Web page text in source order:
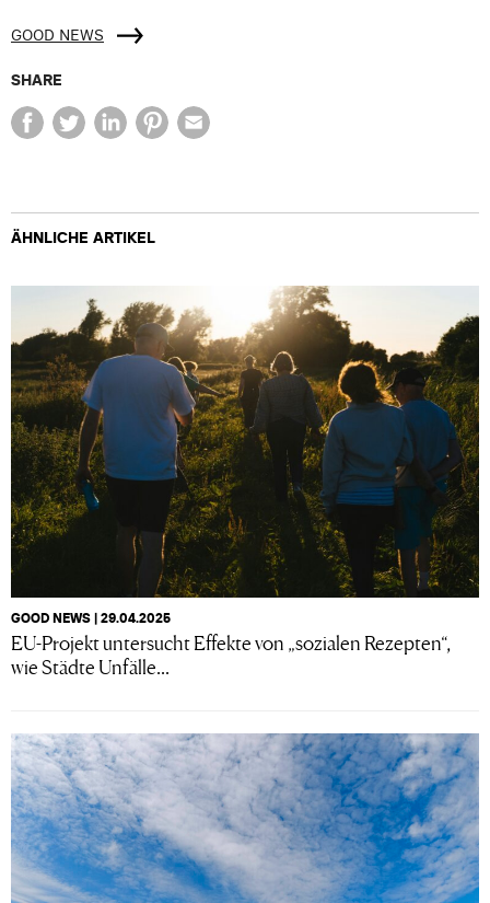
GOOD NEWS
SHARE
ÄHNLICHE ARTIKEL
GOOD NEWS | 29.04.2025
EU-Projekt untersucht Effekte von „sozialen Rezepten“,
wie Städte Unfälle...